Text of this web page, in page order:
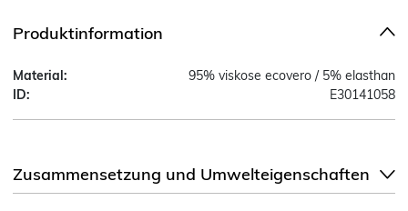
Produktinformation
Material:
95% viskose ecovero / 5% elasthan
ID:
E30141058
Zusammensetzung und Umwelteigenschaften